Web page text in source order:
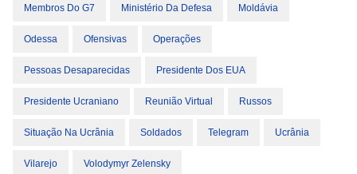
Membros Do G7 Ministério Da Defesa Moldávia
Odessa Ofensivas Operações
Pessoas Desaparecidas Presidente Dos EUA
Presidente Ucraniano Reunião Virtual Russos
Situação Na Ucrânia Soldados Telegram Ucrânia
Vilarejo Volodymyr Zelensky